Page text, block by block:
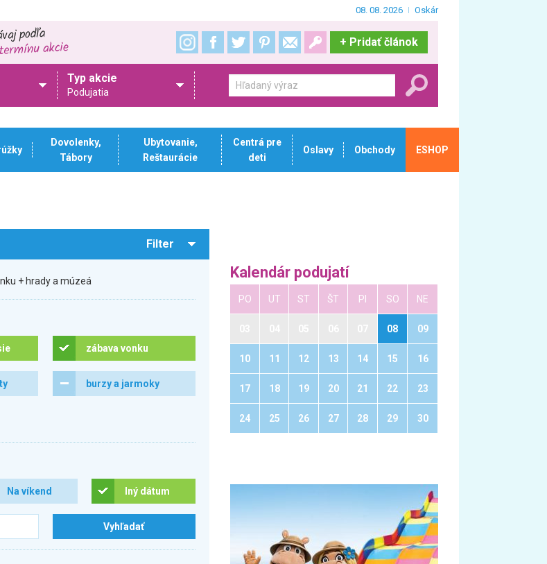
08. 08. 2026 Oskár
+ Pridať článok
Typ akcie
Podujatia
Dovolenky,
Tábory
Ubytovanie,
Reštaurácie
Centrá pre
deti
Oslavy Obchody ESHOP
Filter
+ hrady a múzeá
zábava vonku
burzy a jarmoky
Na víkend Iný dátum
Kalendár podujatí
PO UT ST ŠT PI SO NE
08 09
10 11 12 13 14 15 16
17 18 19 20 21 22 23
24 25 26 27 28 29 30